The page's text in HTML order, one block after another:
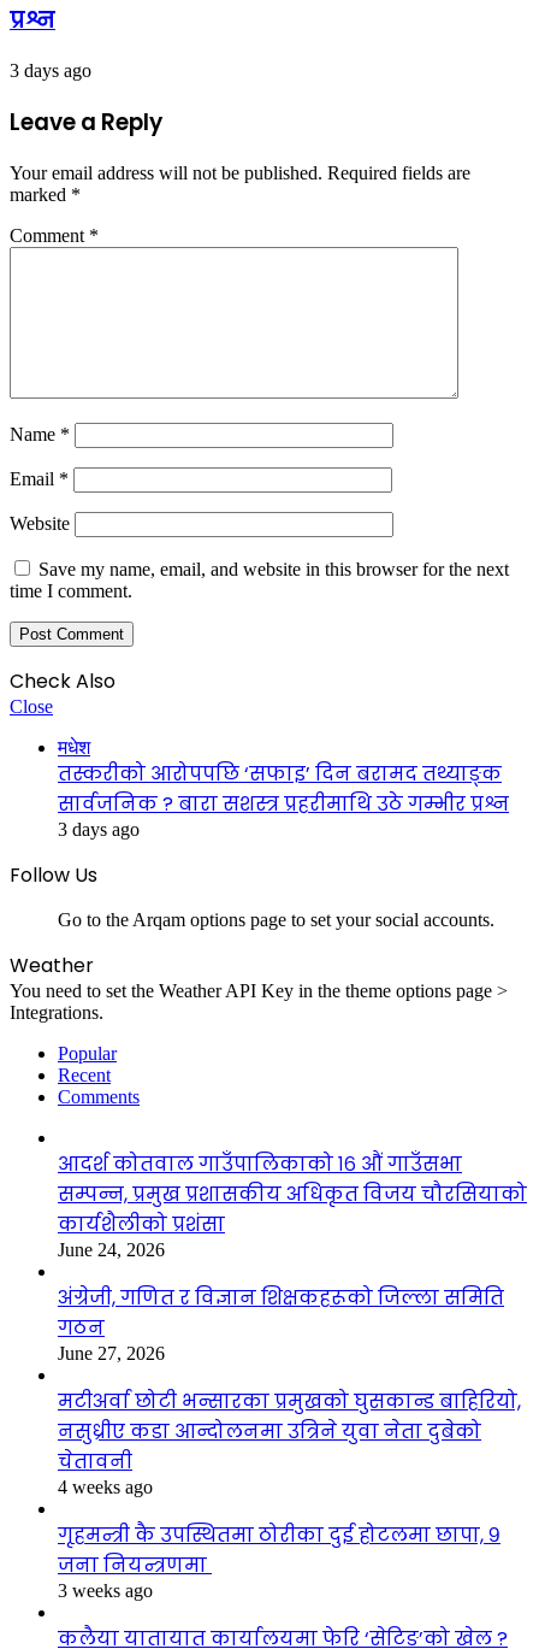
प्रश्न
3 days ago
Leave a Reply
Your email address will not be published. Required fields are
marked *
Comment *
Name *
Email *
Website
Save my name, email, and website in this browser for the next
time I comment.
Check Also
Close
मधेश
तस्करीको आरोपपछि ‘सफाइ’ दिन बरामद तथ्याङ्क
सार्वजनिक ? बारा सशस्त्र प्रहरीमाथि उठे गम्भीर प्रश्न
3 days ago
Follow Us
Go to the Arqam options page to set your social accounts.
Weather
You need to set the Weather API Key in the theme options page >
Integrations.
Popular
Recent
Comments
आदर्श कोतवाल गाउँपालिकाको १६ औं गाउँसभा
सम्पन्न, प्रमुख प्रशासकीय अधिकृत विजय चौरसियाको
कार्यशैलीको प्रशंसा
June 24, 2026
अंग्रेजी, गणित र विज्ञान शिक्षकहरूको जिल्ला समिति
गठन
June 27, 2026
मटीअर्वा छोटी भन्सारका प्रमुखको घुसकान्ड बाहिरियो,
नसुध्रीए कडा आन्दोलनमा उत्रिने युवा नेता दुबेको
चेतावनी
4 weeks ago
गृहमन्त्री कै उपस्थितमा ठोरीका दुई होटलमा छापा, ९
जना नियन्त्रणमा
3 weeks ago
कलैया यातायात कार्यालयमा फेरि ‘सेटिङ’को खेल ?